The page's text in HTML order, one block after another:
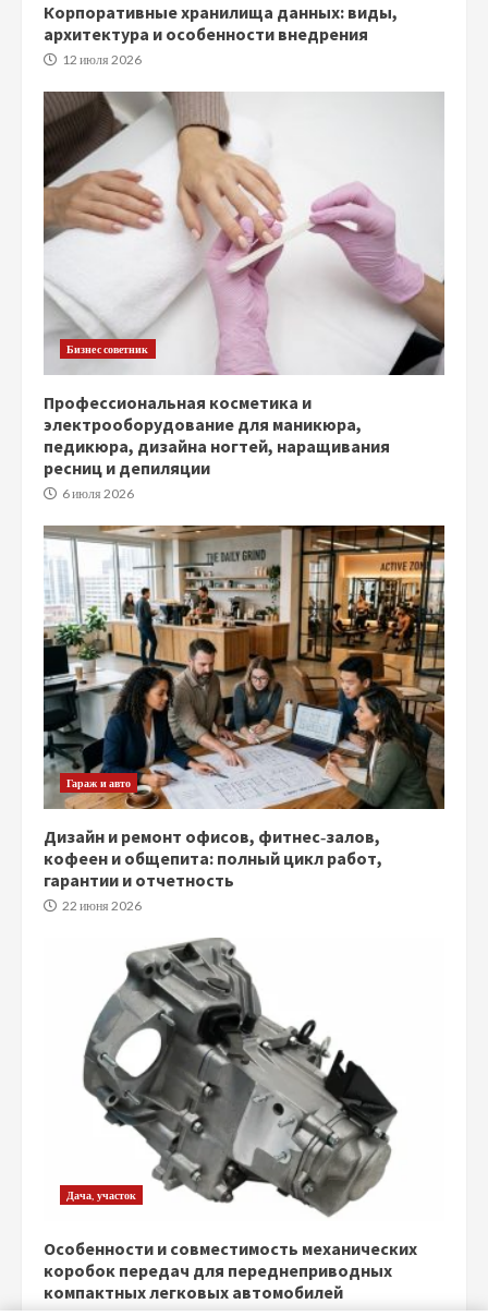
Корпоративные хранилища данных: виды,
архитектура и особенности внедрения
12 июля 2026
Бизнес советник
Профессиональная косметика и
электрооборудование для маникюра,
педикюра, дизайна ногтей, наращивания
ресниц и депиляции
6 июля 2026
Гараж и авто
Дизайн и ремонт офисов, фитнес‑залов,
кофеен и общепита: полный цикл работ,
гарантии и отчетность
22 июня 2026
Дача, участок
Особенности и совместимость механических
коробок передач для переднеприводных
компактных легковых автомобилей